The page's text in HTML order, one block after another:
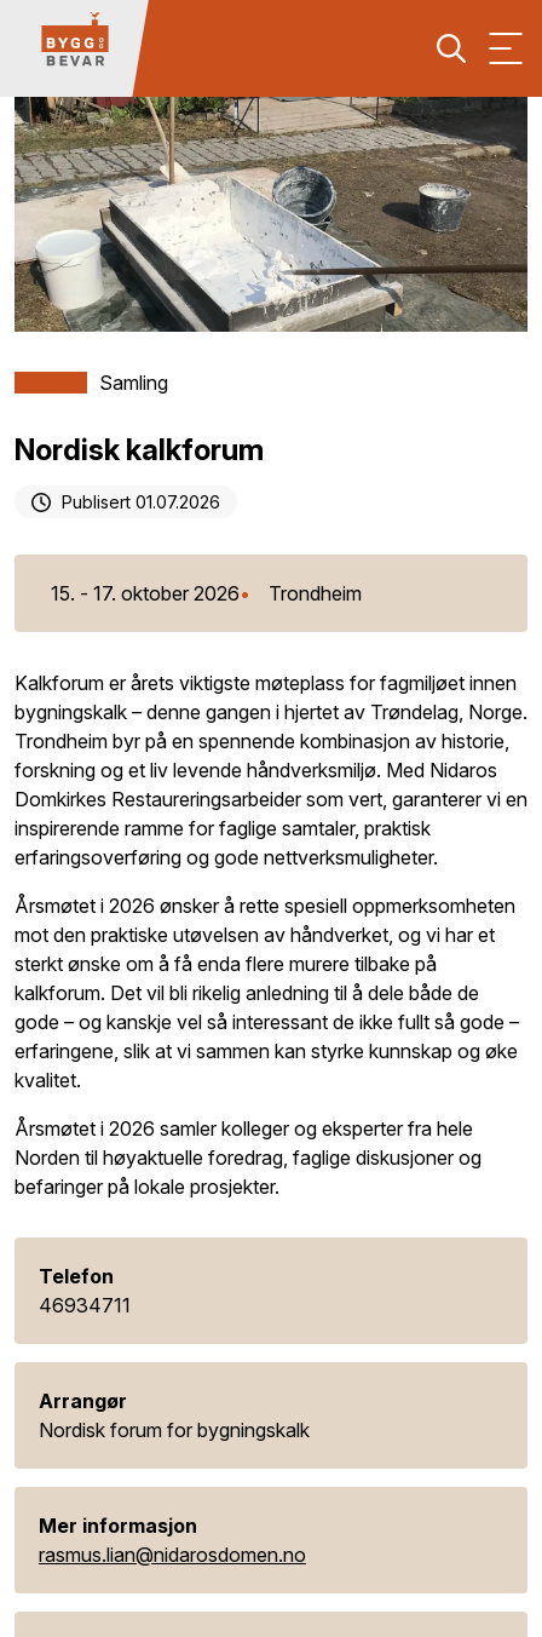
Samling
Nordisk kalkforum
Publisert 01.07.2026
15. - 17. oktober 2026 Trondheim
Kalkforum er årets viktigste møteplass for fagmiljøet innen
bygningskalk – denne gangen i hjertet av Trøndelag, Norge.
Trondheim byr på en spennende kombinasjon av historie,
forskning og et liv levende håndverksmiljø. Med Nidaros
Domkirkes Restaureringsarbeider som vert, garanterer vi en
inspirerende ramme for faglige samtaler, praktisk
erfaringsoverføring og gode nettverksmuligheter.
Årsmøtet i 2026 ønsker å rette spesiell oppmerksomheten
mot den praktiske utøvelsen av håndverket, og vi har et
sterkt ønske om å få enda flere murere tilbake på
kalkforum. Det vil bli rikelig anledning til å dele både de
gode – og kanskje vel så interessant de ikke fullt så gode –
erfaringene, slik at vi sammen kan styrke kunnskap og øke
kvalitet.
Årsmøtet i 2026 samler kolleger og eksperter fra hele
Norden til høyaktuelle foredrag, faglige diskusjoner og
befaringer på lokale prosjekter.
Telefon
46934711
Arrangør
Nordisk forum for bygningskalk
Mer informasjon
rasmus.lian@nidarosdomen.no